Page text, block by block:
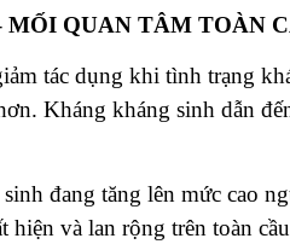
QUAN TÂM TOÀN
tác dụng khi tình trạng
Kháng kháng sinh dẫn
đang tăng lên mức cao
hiện và lan rộng trên toàn